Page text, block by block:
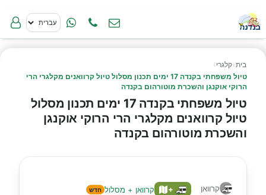
בית›קלגרי ›
טיול משפחתי בקנדה 17 ימים תכנון מסלול טיול קרוואנים מקלגרי הרי
הרוקי אוקנגן והשכרת מוטורהום בקנדה
טיול משפחתי בקנדה 17 ימים תכנון מסלול
טיול קרוואנים מקלגרי הרי הרוקי אוקנגן
והשכרת מוטורהום בקנדה
קרוואן + קרוואן + מסלול חדש